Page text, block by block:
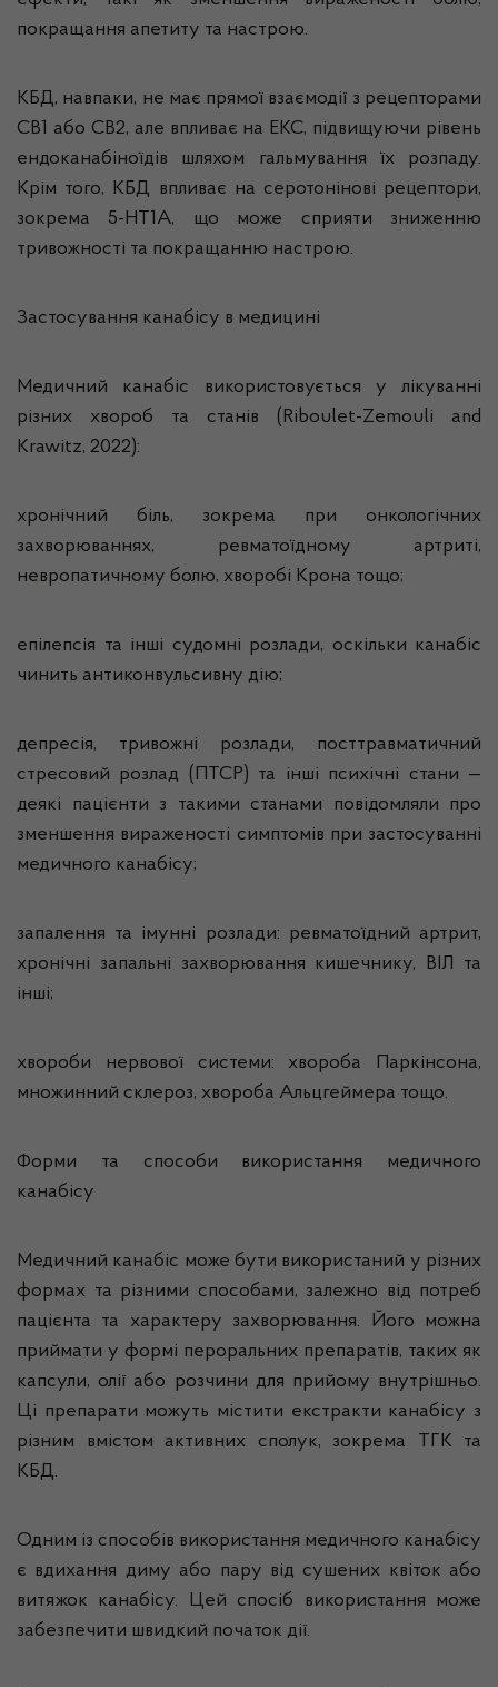
покращання апетиту та настрою.
КБД, навпаки, не має прямої взаємодії з рецепторами
CB1 або CB2, але впливає на ЕКС, підвищуючи рівень
ендоканабіноїдів шляхом гальмування їх розпаду.
Крім того, КБД впливає на серотонінові рецептори,
зокрема 5-HT1A, що може сприяти зниженню
тривожності та покращанню настрою.
Застосування канабісу в медицині
Медичний канабіс використовується у лікуванні
різних хвороб та станів (Riboulet-Zemouli and
Krawitz, 2022):
хронічний біль, зокрема при онкологічних
захворюваннях, ревматоїдному артриті,
невропатичному болю, хворобі Крона тощо;
епілепсія та інші судомні розлади, оскільки канабіс
чинить антиконвульсивну дію;
депресія, тривожні розлади, посттравматичний
стресовий розлад (ПТСР) та інші психічні стани —
деякі пацієнти з такими станами повідомляли про
зменшення вираженості симптомів при застосуванні
медичного канабісу;
запалення та імунні розлади: ревматоїдний артрит,
хронічні запальні захворювання кишечнику, ВІЛ та
інші;
хвороби нервової системи: хвороба Паркінсона,
множинний склероз, хвороба Альцгеймера тощо.
Форми та способи використання медичного
канабісу
Медичний канабіс може бути використаний у різних
формах та різними способами, залежно від потреб
пацієнта та характеру захворювання. Його можна
приймати у формі пероральних препаратів, таких як
капсули, олії або розчини для прийому внутрішньо.
Ці препарати можуть містити екстракти канабісу з
різним вмістом активних сполук, зокрема ТГК та
КБД.
Одним із способів використання медичного канабісу
є вдихання диму або пару від сушених квіток або
витяжок канабісу. Цей спосіб використання може
забезпечити швидкий початок дії.